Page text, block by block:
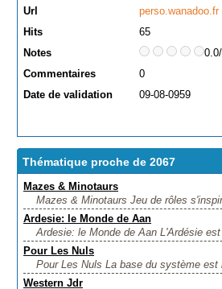
Url
perso.wanadoo.fr
Hits
65
Notes
Commentaires
0
Date de validation
09-08-0959
Thématique proche de 2067
Mazes & Minotaurs
Mazes & Minotaurs Jeu de rôles
Ardesie: le Monde de Aan
Ardesie: le Monde de Aan L'Ardésie
Pour Les Nuls
Pour Les Nuls La base du système est
Western Jdr